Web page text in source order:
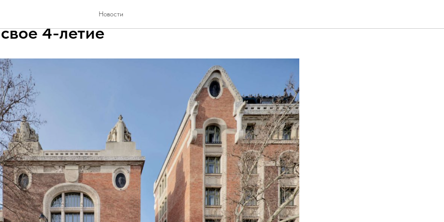
Новости
Hotel Suites & Spa в Будапеште
4-летие